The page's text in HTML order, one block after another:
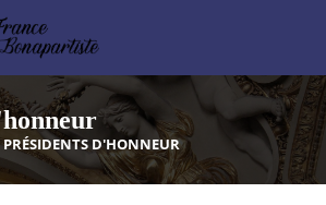
PRÉSIDENTS D'HONNEUR